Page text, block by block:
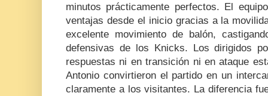
minutos prácticamente perfectos. El
ventajas desde el inicio gracias a la
excelente movimiento de balón,
defensivas de los Knicks. Los dirigidos
respuestas ni en transición ni en ataque
Antonio convirtieron el partido en un
claramente a los visitantes. La diferencia